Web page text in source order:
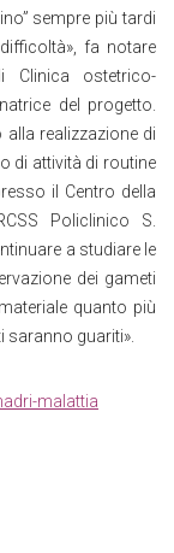
sempre più tardi
fa notare
Clinica ostetrico-
del progetto.
alla realizzazione di
di attività di routine
il Centro della
Policlinico S.
a studiare le
dei gameti
quanto più
saranno guariti».
malattia